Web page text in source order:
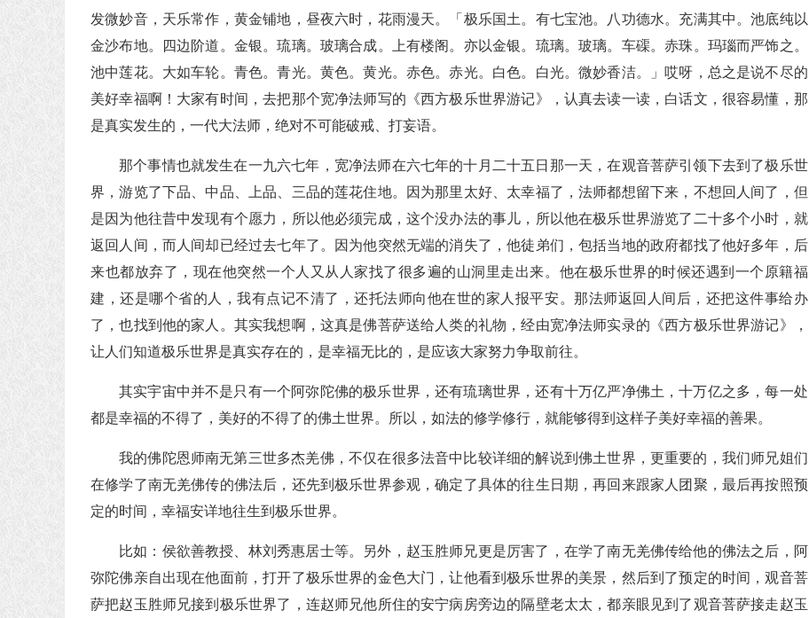
发微妙音，天乐常作，黄金铺地，昼夜六时，花雨漫天。「极乐国土。有七宝池。八功德水。充满其中。池底纯以
金沙布地。四边阶道。金银。琉璃。玻璃合成。上有楼阁。亦以金银。琉璃。玻璃。车磲。赤珠。玛瑙而严饰之。
池中莲花。大如车轮。青色。青光。黄色。黄光。赤色。赤光。白色。白光。微妙香洁。」哎呀，总之是说不尽的
美好幸福啊！大家有时间，去把那个宽净法师写的《西方极乐世界游记》，认真去读一读，白话文，很容易懂，那
是真实发生的，一代大法师，绝对不可能破戒、打妄语。
那个事情也就发生在一九六七年，宽净法师在六七年的十月二十五日那一天，在观音菩萨引领下去到了极乐世
界，游览了下品、中品、上品、三品的莲花住地。因为那里太好、太幸福了，法师都想留下来，不想回人间了，但
是因为他往昔中发现有个愿力，所以他必须完成，这个没办法的事儿，所以他在极乐世界游览了二十多个小时，就
返回人间，而人间却已经过去七年了。因为他突然无端的消失了，他徒弟们，包括当地的政府都找了他好多年，后
来也都放弃了，现在他突然一个人又从人家找了很多遍的山洞里走出来。他在极乐世界的时候还遇到一个原籍福
建，还是哪个省的人，我有点记不清了，还托法师向他在世的家人报平安。那法师返回人间后，还把这件事给办
了，也找到他的家人。其实我想啊，这真是佛菩萨送给人类的礼物，经由宽净法师实录的《西方极乐世界游记》，
让人们知道极乐世界是真实存在的，是幸福无比的，是应该大家努力争取前往。
其实宇宙中并不是只有一个阿弥陀佛的极乐世界，还有琉璃世界，还有十万亿严净佛土，十万亿之多，每一处
都是幸福的不得了，美好的不得了的佛土世界。所以，如法的修学修行，就能够得到这样子美好幸福的善果。
我的佛陀恩师南无第三世多杰羌佛，不仅在很多法音中比较详细的解说到佛土世界，更重要的，我们师兄姐们
在修学了南无羌佛传的佛法后，还先到极乐世界参观，确定了具体的往生日期，再回来跟家人团聚，最后再按照预
定的时间，幸福安详地往生到极乐世界。
比如：侯欲善教授、林刘秀惠居士等。另外，赵玉胜师兄更是厉害了，在学了南无羌佛传给他的佛法之后，阿
弥陀佛亲自出现在他面前，打开了极乐世界的金色大门，让他看到极乐世界的美景，然后到了预定的时间，观音菩
萨把赵玉胜师兄接到极乐世界了，连赵师兄他所住的安宁病房旁边的隔壁老太太，都亲眼见到了观音菩萨接走赵玉